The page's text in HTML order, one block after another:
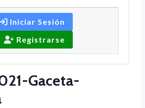
Iniciar Sesión
Registrarse
Gaceta-